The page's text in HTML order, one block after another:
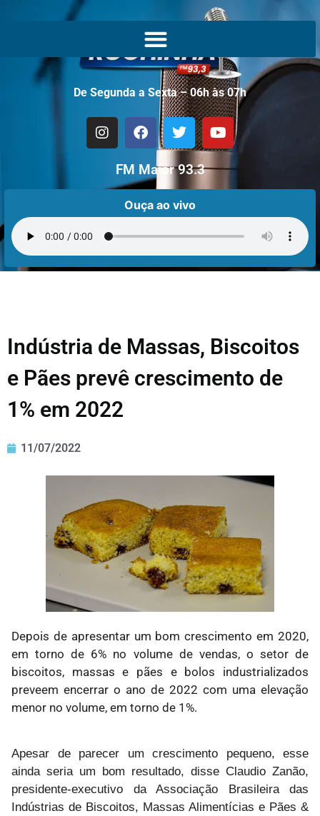
De Segunda a Sexta – 06h às 07h
FM Maior 93.3
Ouça ao vivo
Indústria de Massas, Biscoitos
e Pães prevê crescimento de
1% em 2022
11/07/2022
Depois de apresentar um bom crescimento em 2020,
em torno de 6% no volume de vendas, o setor de
biscoitos, massas e pães e bolos industrializados
preveem encerrar o ano de 2022 com uma elevação
menor no volume, em torno de 1%.
Apesar de parecer um crescimento pequeno, esse
ainda seria um bom resultado, disse Claudio Zanão,
presidente-executivo da Associação Brasileira das
Indústrias de Biscoitos, Massas Alimentícias e Pães &